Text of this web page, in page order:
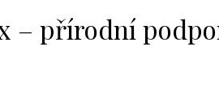
– přírodní